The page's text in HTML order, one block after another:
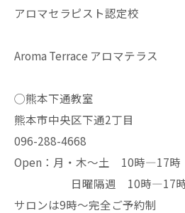
アロマセラピスト認定校
Aroma Terrace アロマテラス
◯熊本下通教室
熊本市中央区下通2丁目
096-288-4668
Open：月・木〜土 10時—17時
日曜隔週 10時—17
サロンは9時〜完全ご予約制